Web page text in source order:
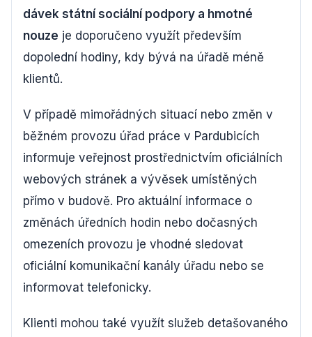
dávek státní sociální podpory a hmotné
nouze je doporučeno využít především
dopolední hodiny, kdy bývá na úřadě méně
klientů.
V případě mimořádných situací nebo změn v
běžném provozu úřad práce v Pardubicích
informuje veřejnost prostřednictvím oficiálních
webových stránek a vývěsek umístěných
přímo v budově. Pro aktuální informace o
změnách úředních hodin nebo dočasných
omezeních provozu je vhodné sledovat
oficiální komunikační kanály úřadu nebo se
informovat telefonicky.
Klienti mohou také využít služeb detašovaného